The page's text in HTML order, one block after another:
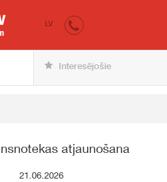
iepirkumi.lv
LV
Interesējošie
atjaunošana
21.06.2026